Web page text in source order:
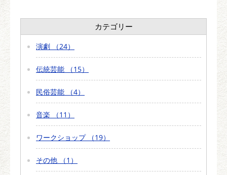
カテゴリー
演劇 （24）
伝統芸能 （15）
民俗芸能 （4）
音楽 （11）
ワークショップ （19）
その他 （1）